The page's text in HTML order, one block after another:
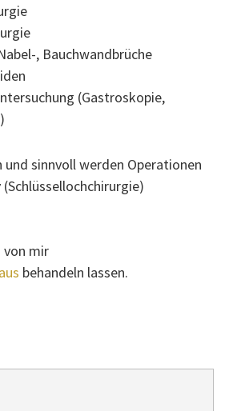
, Bauchwandbrüche
(Gastroskopie,
sinnvoll werden Operationen
von mir
behandeln lassen.
Abdomen
Mamma
Vorsorge
Ordination